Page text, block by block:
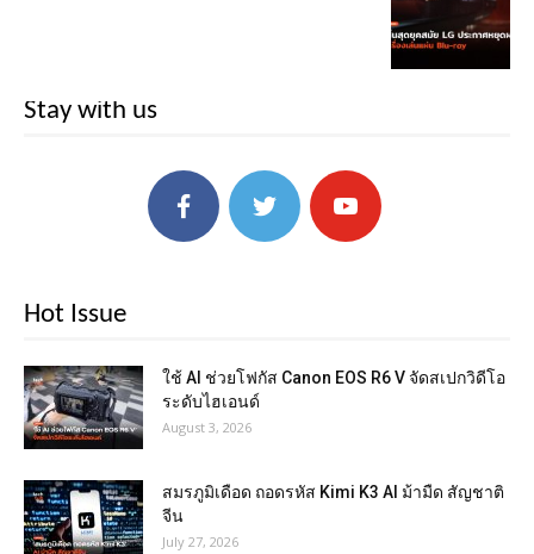
Stay with us
Hot Issue
ใช้ AI ช่วยโฟกัส Canon EOS R6 V จัดสเปกวิดีโอ
ระดับไฮเอนด์
August 3, 2026
สมรภูมิเดือด ถอดรหัส Kimi K3 AI ม้ามืด สัญชาติ
จีน
July 27, 2026